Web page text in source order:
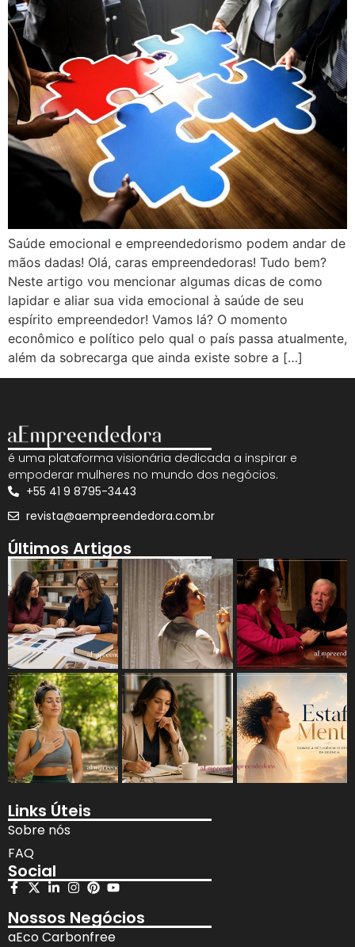
Saúde emocional e empreendedorismo podem andar de
mãos dadas! Olá, caras empreendedoras! Tudo bem?
Neste artigo vou mencionar algumas dicas de como
lapidar e aliar sua vida emocional à saúde de seu
espírito empreendedor! Vamos lá? O momento
econômico e político pelo qual o país passa atualmente,
além da sobrecarga que ainda existe sobre a […]
é uma plataforma visionária dedicada a inspirar e
empoderar mulheres no mundo dos negócios.
+55 41 9 8795-3443
revista@aempreendedora.com.br
Últimos Artigos
Links Úteis
Sobre nós
FAQ
Social
Nossos Negócios
aEco Carbonfree